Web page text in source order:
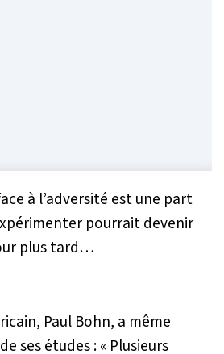
à l’adversité est une part
pourrait devenir
plus tard…
Paul Bohn, a même
ses études :« Plusieurs